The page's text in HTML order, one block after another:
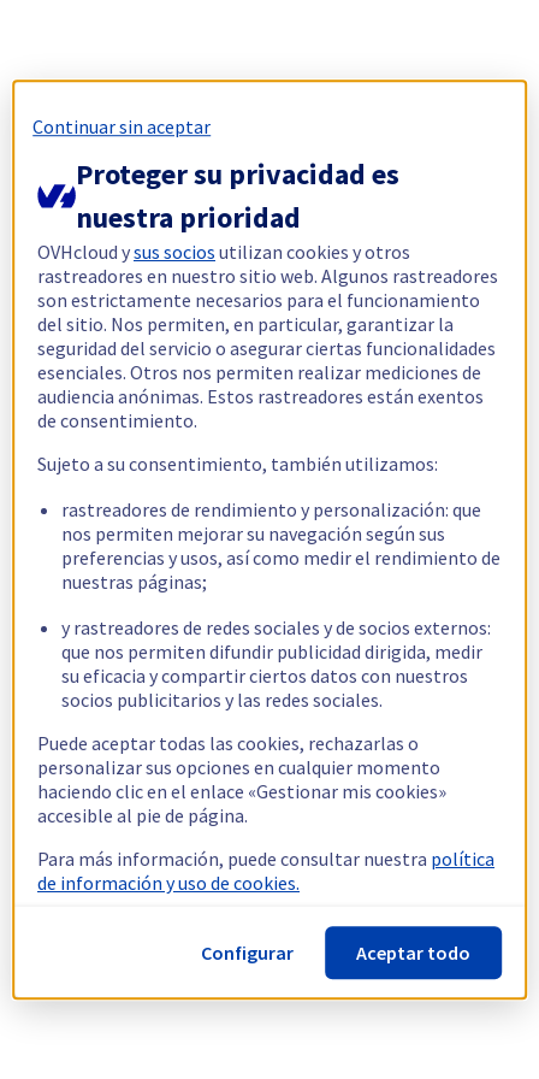
Continuar sin aceptar
Proteger su privacidad es
nuestra prioridad
OVHcloud ysus socios utilizan cookies y otros
rastreadores en nuestro sitio web. Algunos rastreadores
son estrictamente necesarios para el funcionamiento
del sitio. Nos permiten, en particular, garantizar la
seguridad del servicio o asegurar ciertas funcionalidades
esenciales. Otros nos permiten realizar mediciones de
audiencia anónimas. Estos rastreadores están exentos
de consentimiento.
Sujeto a su consentimiento, también utilizamos:
rastreadores de rendimiento y personalización: que
nos permiten mejorar su navegación según sus
preferencias y usos, así como medir el rendimiento de
nuestras páginas;
y rastreadores de redes sociales y de socios externos:
que nos permiten difundir publicidad dirigida, medir
su eficacia y compartir ciertos datos con nuestros
socios publicitarios y las redes sociales.
Puede aceptar todas las cookies, rechazarlas o
personalizar sus opciones en cualquier momento
haciendo clic en el enlace «Gestionar mis cookies»
accesible al pie de página.
Para más información, puede consultar nuestra política
de información y uso de cookies.
Configurar Aceptar todo